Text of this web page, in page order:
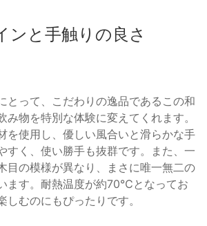
ンと手触りの良さ
とって、こだわりの逸品であるこの和
み物を特別な体験に変えてくれます。
を使用し、優しい風合いと滑らかな手
すく、使い勝手も抜群です。また、一
目の模様が異なり、まさに唯一無二の
ます。耐熱温度が約70℃となってお
しむのにもぴったりです。